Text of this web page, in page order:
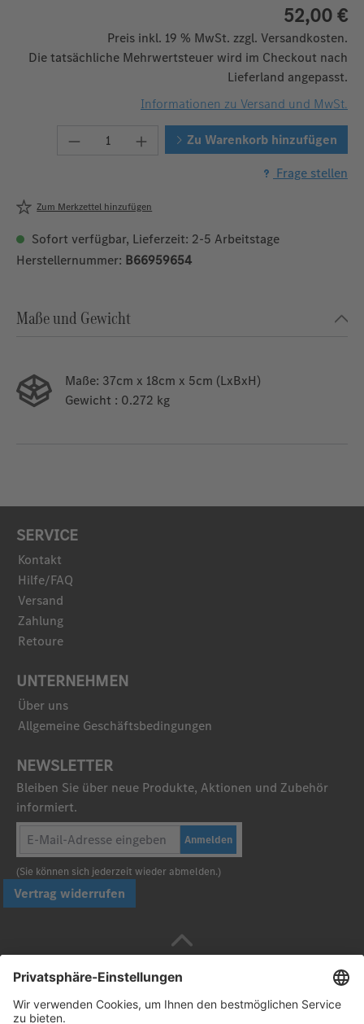
52,00 €
Preis inkl. 19 % MwSt. zzgl. Versandkosten.
Die tatsächliche Mehrwertsteuer wird im Checkout nach
Lieferland angepasst.
Informationen zu Versand und MwSt.
Produkt Anzahl: Gib denZu Warenkorb hinzufügen
Frage stellen
Zum Merkzettel hinzufügen
Sofort verfügbar, Lieferzeit: 2-5 Arbeitstage
Herstellernummer: B66959654
Maße und Gewicht
Maße: 37cm x 18cm x 5cm (LxBxH)
Gewicht : 0.272 kg
SERVICE
Kontakt
Hilfe/FAQ
Versand
Zahlung
Retoure
UNTERNEHMEN
Über uns
Allgemeine Geschäftsbedingungen
NEWSLETTER
Bleiben Sie über neue Produkte, Aktionen und Zubehör
informiert.
Anmelden
(Sie können sich jederzeit wieder abmelden.)
Vertrag widerrufen
Sicher bezahlen mit